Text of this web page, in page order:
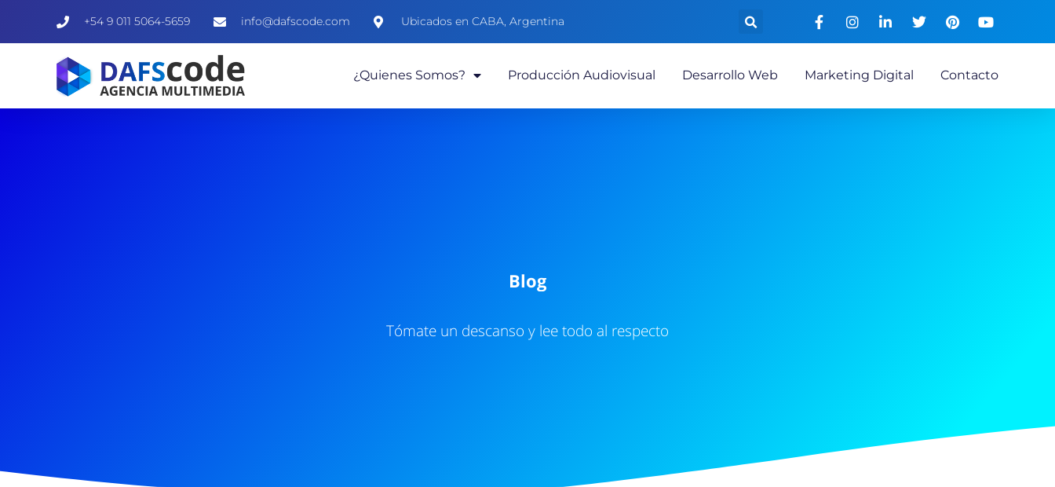
+54 9 011 5064-5659 info@dafscode.com Ubicados en CABA, Argentina
¿Quienes Somos? Producción Audiovisual Desarrollo Web Marketing Digital Contacto
Blog
Tómate un descanso y lee todo al respecto